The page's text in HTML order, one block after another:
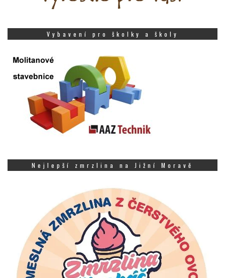
Vybavení pro školky a školy
Nejlepší zmrzlina na Jižní Moravě